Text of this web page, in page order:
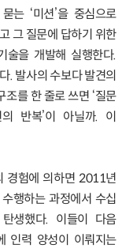
는 ‘미션’을 중심으로
그 질문에 답하기 위한
술을 개발해 실행한다.
. 발사의 수보다 발견의
를 한 줄로 쓰면 ‘질문
반복’이 아닐까. 이
경험에 의하면 2011년
행하는 과정에서 수십
생했다. 이들이 다음
인력 양성이 이뤄지는